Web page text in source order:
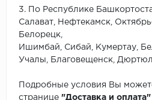
3. По Республике
Салават, Нефтекамск,
Белорецк,
Ишимбай, Сибай, Кумертау,
Учалы, Благовещенск,
Подробные условия Вы
странице "Доставка и оплата"